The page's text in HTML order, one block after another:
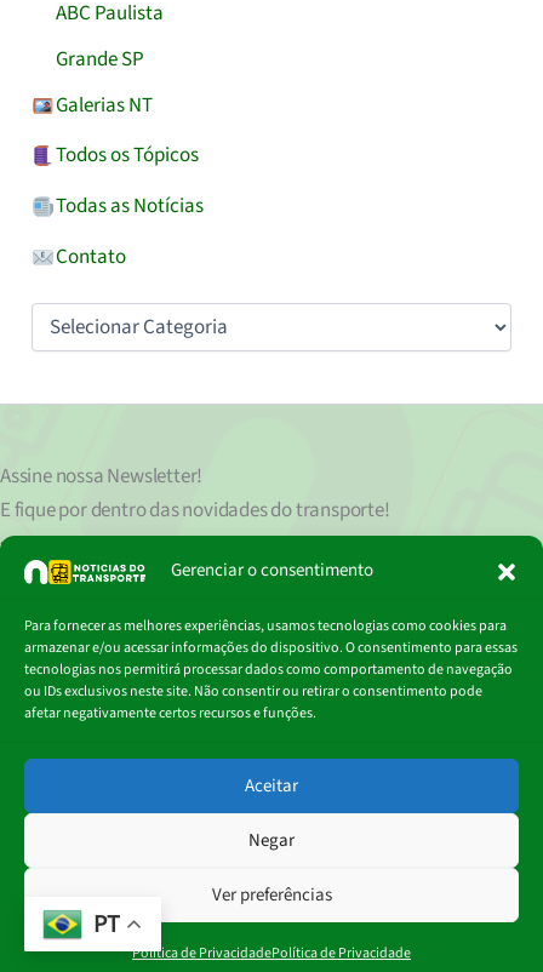
Gerenciar o consentimento
Para fornecer as melhores experiências, usamos tecnologias como cookies para
armazenar e/ou acessar informações do dispositivo. O consentimento para essas
tecnologias nos permitirá processar dados como comportamento de navegação
ou IDs exclusivos neste site. Não consentir ou retirar o consentimento pode
afetar negativamente certos recursos e funções.
Aceitar
Negar
Ver preferências
Política de PrivacidadePolítica de Privacidade
ABC Paulista
Grande SP
Galerias NT
Todos os Tópicos
Todas as Notícias
Contato
Assine nossaNewsletter!
E fique por dentro das novidades do transporte!
Seu endereço de e-mail
clicando aqui.
Digite
mail…
Assinar
© 2018 - 2026
Portal Notícias do Transporte
PT